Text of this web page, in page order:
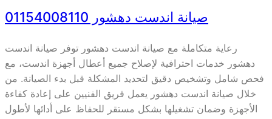
صيانة اندست دهشور 01154008110
رعاية متكاملة مع صيانة اندست دهشور توفر صيانة اندست
دهشور خدمات احترافية لإصلاح جميع أعطال أجهزة اندست، مع
فحص شامل وتشخيص دقيق لتحديد المشكلة قبل بدء الصيانة. من
خلال صيانة اندست دهشور يعمل فريق الفنيين على إعادة كفاءة
الأجهزة وضمان تشغيلها بشكل مستقر للحفاظ على أدائها لأطول